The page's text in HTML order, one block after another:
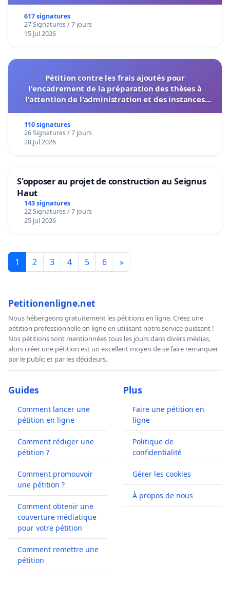
617 signatures
27 Signatures / 7 jours
15 Jul 2026
Pétition contre les frais ajoutés pour
l'encadrement de la préparation des thèses à
l'attention de l'administration et des instances
110 signatures
26 Signatures / 7 jours
28 Jul 2026
S'opposer au projet de construction au Seignus
Haut
143 signatures
22 Signatures / 7 jours
25 Jul 2026
1 2 3 4 5 6 »
Petitionenligne.net
Nous hébergeons gratuitement les pétitions en ligne. Créez une
pétition professionnelle en ligne en utilisant notre service puissant !
Nos pétitions sont mentionnées tous les jours dans divers médias,
alors créer une pétition est un excellent moyen de se faire remarquer
par le public et par les décideurs.
Guides
Comment lancer une
pétition en ligne
Comment rédiger une
pétition ?
Comment promouvoir
une pétition ?
Comment obtenir une
couverture médiatique
pour votre pétition
Comment remettre une
pétition
Plus
Faire une pétition en
ligne
Politique de
confidentialité
Gérer les cookies
À propos de nous